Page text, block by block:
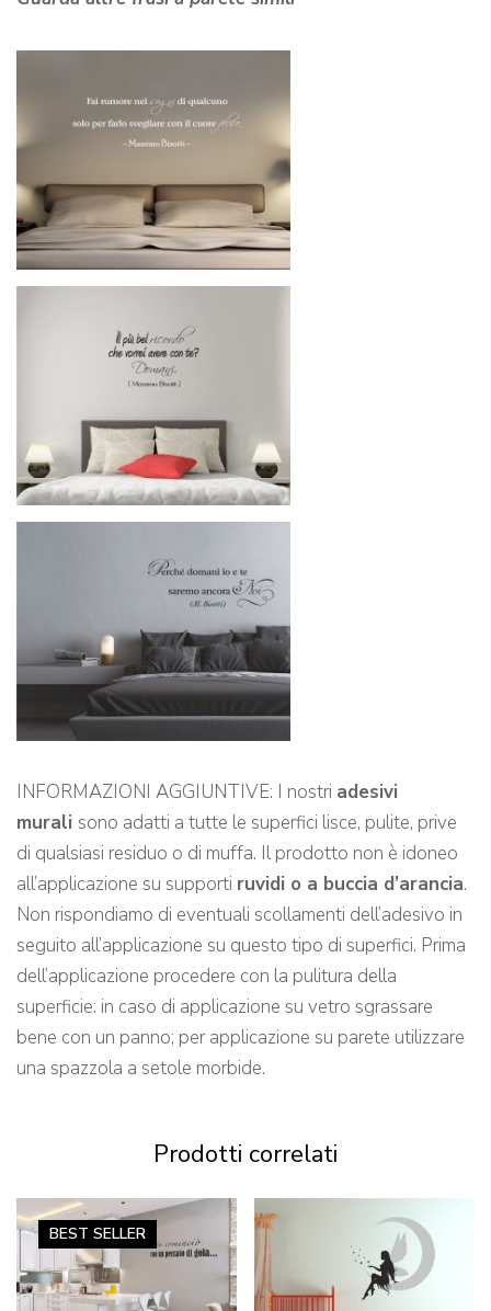
INFORMAZIONI AGGIUNTIVE: I nostri adesivi
murali sono adatti a tutte le superfici lisce, pulite, prive
di qualsiasi residuo o di muffa. Il prodotto non è idoneo
all’applicazione su supporti ruvidi o a buccia d’arancia.
Non rispondiamo di eventuali scollamenti dell’adesivo in
seguito all’applicazione su questo tipo di superfici. Prima
dell’applicazione procedere con la pulitura della
superficie: in caso di applicazione su vetro sgrassare
bene con un panno; per applicazione su parete utilizzare
una spazzola a setole morbide.
Prodotti correlati
BEST SELLER